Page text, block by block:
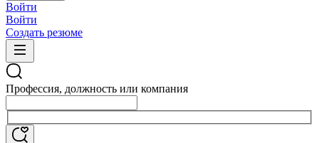
Войти
Войти
Создать резюме
Профессия, должность или компания